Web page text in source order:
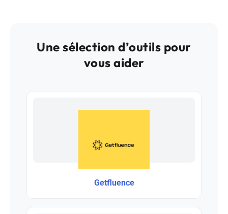
Une sélection d’outils pour
vous aider
Getfluence